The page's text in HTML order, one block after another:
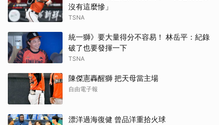
沒有這麼慘」
TSNA
統一獅》要大量得分不容易！ 林岳平：紀錄
破了也要發揮一下
TSNA
陳傑憲轟醒獅 把天母當主場
自由電子報
漂洋過海復健 曾品洋重拾火球